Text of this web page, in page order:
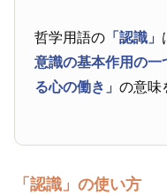
哲学用語の 「認識」
意識の基本作用の一
る心の働き」の意味
「認識」の使い方